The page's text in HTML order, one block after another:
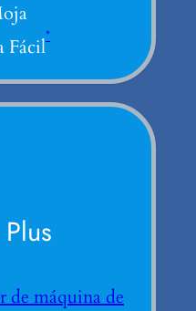
Fácil*
de máquina de